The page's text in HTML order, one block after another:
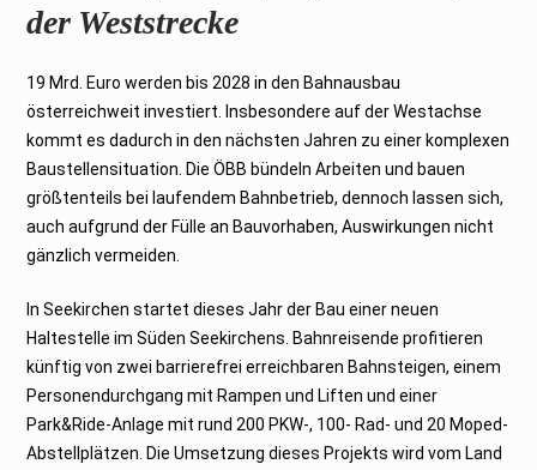
der Weststrecke
19 Mrd. Euro werden bis 2028 in den Bahnausbau
österreichweit investiert. Insbesondere auf der Westachse
kommt es dadurch in den nächsten Jahren zu einer komplexen
Baustellensituation. Die ÖBB bündeln Arbeiten und bauen
größtenteils bei laufendem Bahnbetrieb, dennoch lassen sich,
auch aufgrund der Fülle an Bauvorhaben, Auswirkungen nicht
gänzlich vermeiden.
In Seekirchen startet dieses Jahr der Bau einer neuen
Haltestelle im Süden Seekirchens. Bahnreisende profitieren
künftig von zwei barrierefrei erreichbaren Bahnsteigen, einem
Personendurchgang mit Rampen und Liften und einer
Park&Ride-Anlage mit rund 200 PKW-, 100- Rad- und 20 Moped-
Abstellplätzen. Die Umsetzung dieses Projekts wird vom Land